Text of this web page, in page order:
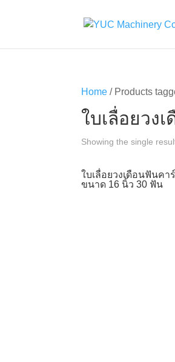
Home / Products
ใบเลื่อยวง
Showing the single
ใบเลื่อยวงเดือนฟันคา
ขนาด 16 นิ้ว 30 ฟัน